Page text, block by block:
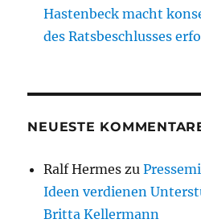
Hastenbeck macht
des Ratsbeschlusses
NEUESTE
Ralf Hermes zu
Ideen verdienen
Britta Kellermann